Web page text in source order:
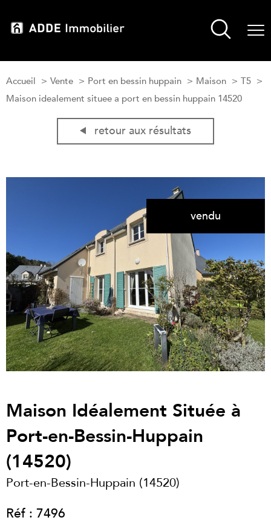
Accueil Vente Port en bessin huppain Maison
T5
Maison idealement situee a port en bessin huppain 14520
retour aux résultats
vendu
Maison Idéalement Située à
Port-en-Bessin-Huppain
(14520)
Port-en-Bessin-Huppain (14520)
Réf : 7496